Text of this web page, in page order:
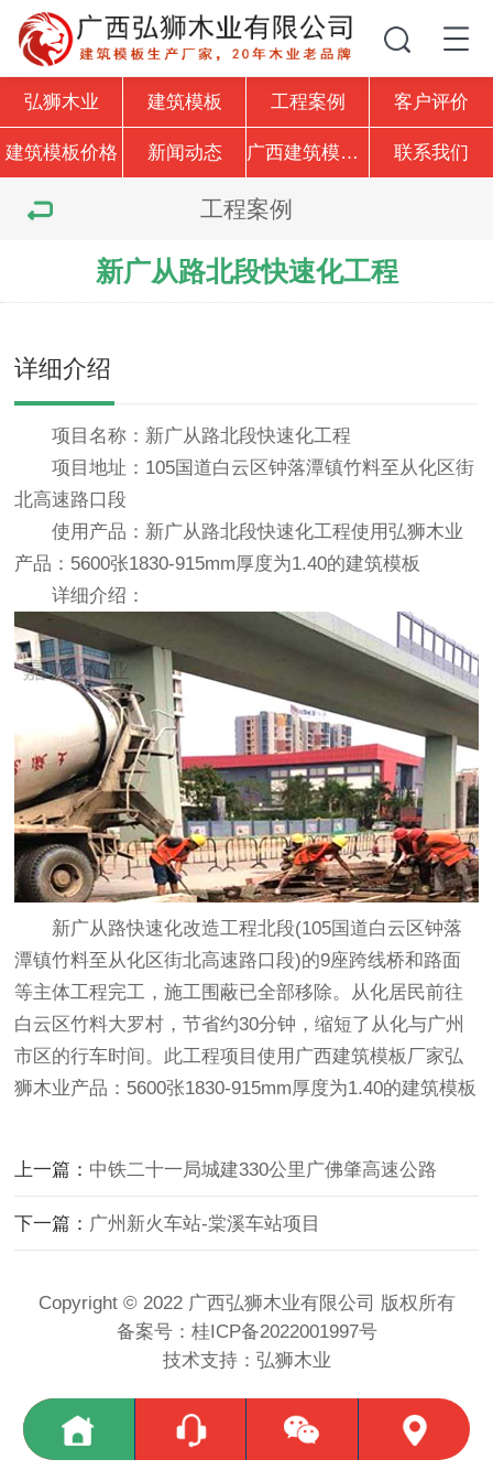
弘狮木业 建筑模板 工程案例 客户评价
建筑模板价格 新闻动态 广西建筑模板厂家 联系我们
工程案例
新广从路北段快速化工程
详细介绍
项目名称：新广从路北段快速化工程
项目地址：105国道白云区钟落潭镇竹料至从化区街
北高速路口段
使用产品：新广从路北段快速化工程使用弘狮木业
产品：5600张1830-915mm厚度为1.40的建筑模板
详细介绍：
新广从路快速化改造工程北段(105国道白云区钟落
潭镇竹料至从化区街北高速路口段)的9座跨线桥和路面
等主体工程完工，施工围蔽已全部移除。从化居民前往
白云区竹料大罗村，节省约30分钟，缩短了从化与广州
市区的行车时间。此工程项目使用 广西建筑模板厂家弘
狮木业产品：5600张1830-915mm厚度为1.40的建筑模板
上一篇： 中铁二十一局城建330公里广佛肇高速公路
下一篇： 广州新火车站-棠溪车站项目
Copyright © 2022 广西弘狮木业有限公司 版权所有
备案号： 桂ICP备2022001997号
技术支持： 弘狮木业